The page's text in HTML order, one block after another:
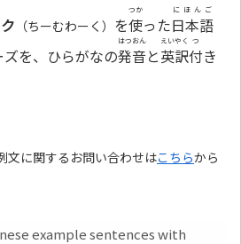
（ちーむわーく） を使
つか
った日本語
にほんご
ズを、ひらがなの発音
はつおん
と英訳
えいやく
付
つ
き
文に関するお問い合わせはこちらから
example sentences with